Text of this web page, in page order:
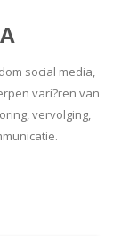
social media,
vari?ren van
vervolging,